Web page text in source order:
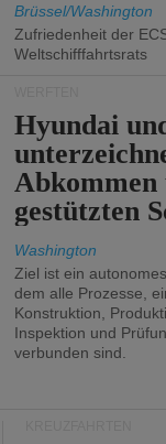
Brüssel/Washington
Zufriedenheit der
Weltschifffahrtsrats
Hyundai
gestützten
Washington
Ziel ist ein
dem alle Prozesse,
Konstruktion,
Inspektion und
verbunden sind.